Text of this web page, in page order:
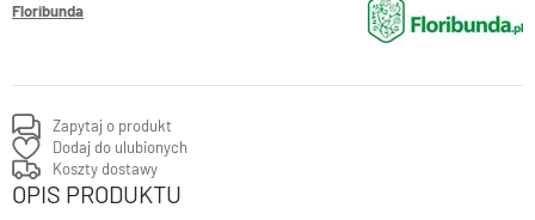
Floribunda
Zapytaj o produkt
Dodaj do ulubionych
Koszty dostawy
OPIS PRODUKTU